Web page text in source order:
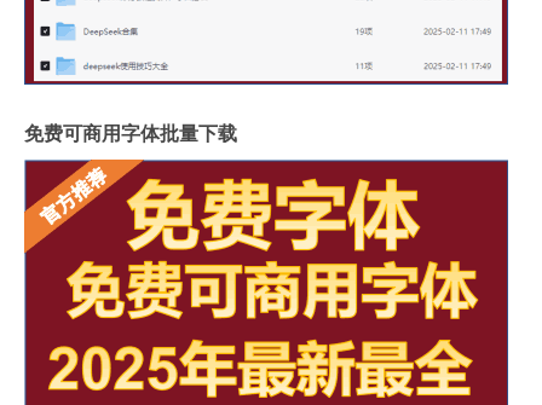
免费可商用字体批量下载